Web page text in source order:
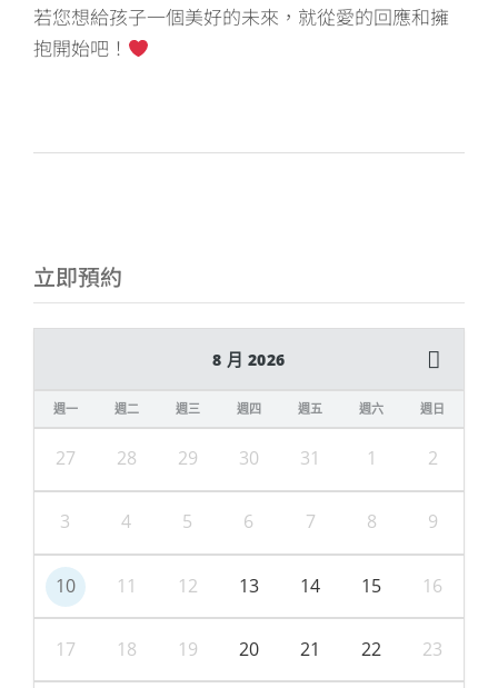
若您想給孩子一個美好的未來，就從愛的回應和擁
抱開始吧！
立即預約
8 月 2026
週一 週二 週三 週四 週五 週六 週日
27 28 29 30 31 1 2
3 4 5 6 7 8 9
10 11 12 13 14 15 16
17 18 19 20 21 22 23